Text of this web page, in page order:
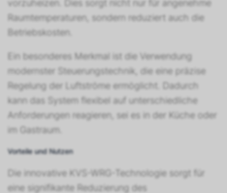
vorzuheizen. Dies sorgt nicht nur für angenehme
Raumtemperaturen, sondern reduziert auch die
Betriebskosten.
Ein besonderes Merkmal ist die Verwendung
modernster Steuerungstechnik, die eine präzise
Regelung der Luftströme ermöglicht. Dadurch
kann das System flexibel auf unterschiedliche
Anforderungen reagieren, sei es in der Küche oder
im Gastraum.
Vorteile und Nutzen
Die innovative KVS-WRG-Technologie sorgt für
eine signifikante Reduzierung des